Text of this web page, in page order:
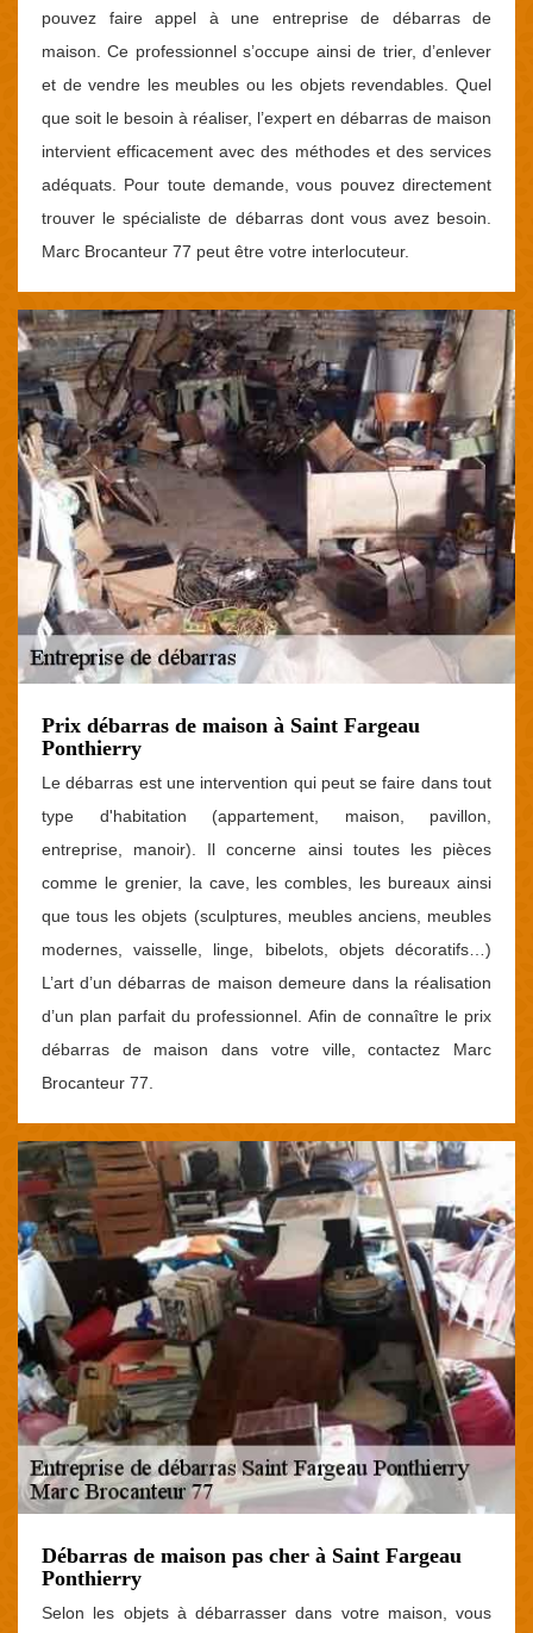
pouvez faire appel à une entreprise de débarras de
maison. Ce professionnel s’occupe ainsi de trier, d’enlever
et de vendre les meubles ou les objets revendables. Quel
que soit le besoin à réaliser, l’expert en débarras de maison
intervient efficacement avec des méthodes et des services
adéquats. Pour toute demande, vous pouvez directement
trouver le spécialiste de débarras dont vous avez besoin.
Marc Brocanteur 77 peut être votre interlocuteur.
Prix débarras de maison à Saint Fargeau
Ponthierry
Le débarras est une intervention qui peut se faire dans tout
type d'habitation (appartement, maison, pavillon,
entreprise, manoir). Il concerne ainsi toutes les pièces
comme le grenier, la cave, les combles, les bureaux ainsi
que tous les objets (sculptures, meubles anciens, meubles
modernes, vaisselle, linge, bibelots, objets décoratifs…)
L’art d’un débarras de maison demeure dans la réalisation
d’un plan parfait du professionnel. Afin de connaître le prix
débarras de maison dans votre ville, contactez Marc
Brocanteur 77.
Débarras de maison pas cher à Saint Fargeau
Ponthierry
Selon les objets à débarrasser dans votre maison, vous